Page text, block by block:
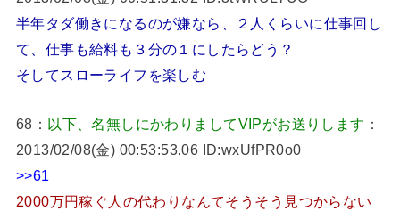
半年タダ働きになるのが嫌なら、２人くらいに仕事回し
て、仕事も給料も３分の１にしたらどう？
そしてスローライフを楽しむ
68： 以下、名無しにかわりましてVIPがお送りします ：
2013/02/08(金) 00:53:53.06 ID:wxUfPR0o0
>>61
2000万円稼ぐ人の代わりなんてそうそう見つからない